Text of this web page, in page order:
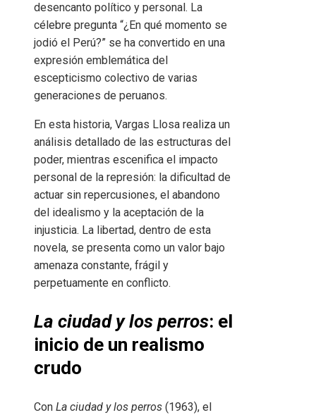
desencanto político y personal. La
célebre pregunta “¿En qué momento se
jodió el Perú?” se ha convertido en una
expresión emblemática del
escepticismo colectivo de varias
generaciones de peruanos.
En esta historia, Vargas Llosa realiza un
análisis detallado de las estructuras del
poder, mientras escenifica el impacto
personal de la represión: la dificultad de
actuar sin repercusiones, el abandono
del idealismo y la aceptación de la
injusticia. La libertad, dentro de esta
novela, se presenta como un valor bajo
amenaza constante, frágil y
perpetuamente en conflicto.
La ciudad y los perros: el
inicio de un realismo
crudo
Con La ciudad y los perros (1963), el